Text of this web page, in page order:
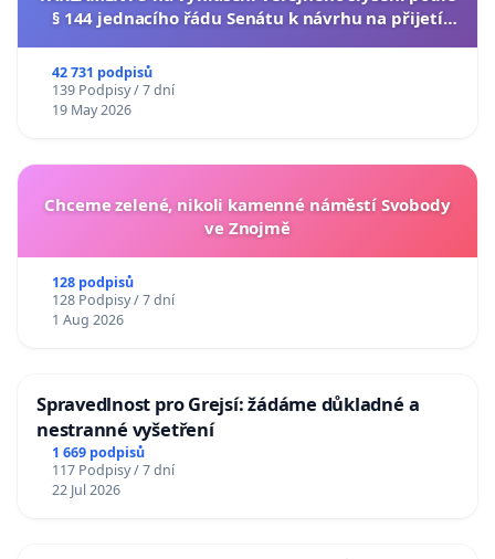
§ 144 jednacího řádu Senátu k návrhu na přijetí
42 731 podpisů
139 Podpisy / 7 dní
19 May 2026
Chceme zelené, nikoli kamenné náměstí Svobody
ve Znojmě
128 podpisů
128 Podpisy / 7 dní
1 Aug 2026
Spravedlnost pro Grejsí: žádáme důkladné a
nestranné vyšetření
1 669 podpisů
117 Podpisy / 7 dní
22 Jul 2026